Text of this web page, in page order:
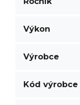
Výkon
Výrobce
Kód výrobce